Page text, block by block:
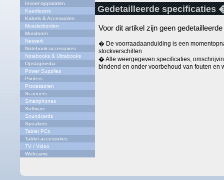
Invoer-apparaten
Kaartlezers
Kabels & Accessoires
Moederborden
Monitoren
Netwerk
Notebook-accessoires
Notebooks & Ultrabooks
Opslagmedia
Power Supplies
Printers
Processoren
Scanners
Smartphones
Software
Soundcards
Speakers
Tablet PCs
Tablet-accessoires
TV / Video
Webcams
Gedetailleerde specificaties
Voor dit artikel zijn geen
� De voorraadaanduiding is een
stockverschillen
� Alle weergegeven specificaties,
bindend en onder voorbehoud van fouten en